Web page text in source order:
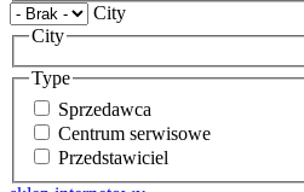
City
City
Type
Sprzedawca
Centrum serwisowe
Przedstawiciel